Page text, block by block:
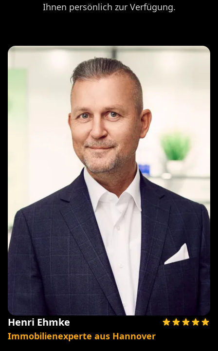
Ihnen persönlich zur Verfügung.
Henri Ehmke
Immobilienexperte aus Hannover